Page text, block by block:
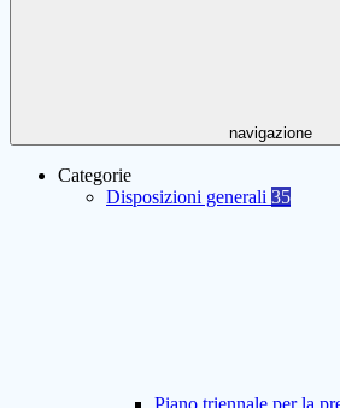
navigazione
Categorie
Disposizioni generali 35